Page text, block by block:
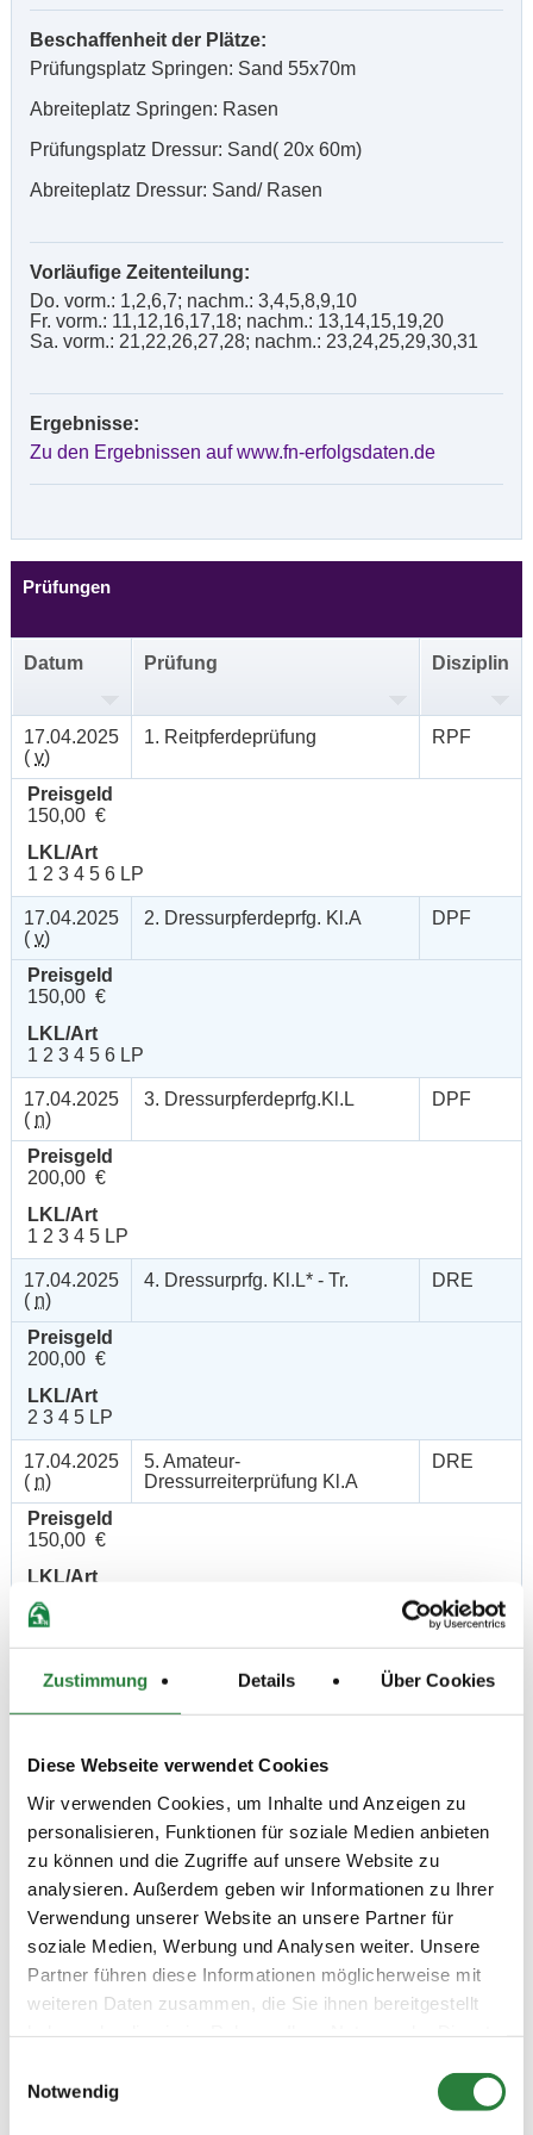
Zustimmung Details Über Cookies
Diese Webseite verwendet Cookies
Wir verwenden Cookies, um Inhalte und Anzeigen zu
personalisieren, Funktionen für soziale Medien anbieten
zu können und die Zugriffe auf unsere Website zu
analysieren. Außerdem geben wir Informationen zu Ihrer
Verwendung unserer Website an unsere Partner für
soziale Medien, Werbung und Analysen weiter. Unsere
Partner führen diese Informationen möglicherweise mit
weiteren Daten zusammen, die Sie ihnen bereitgestellt
Notwendig
Beschaffenheit der Plätze:
Prüfungsplatz Springen: Sand 55x70m
Abreiteplatz Springen: Rasen
Prüfungsplatz Dressur: Sand( 20x 60m)
Abreiteplatz Dressur: Sand/ Rasen
Vorläufige Zeitenteilung:
Do. vorm.: 1,2,6,7; nachm.: 3,4,5,8,9,10
Fr. vorm.: 11,12,16,17,18; nachm.: 13,14,15,19,20
Sa. vorm.: 21,22,26,27,28; nachm.: 23,24,25,29,30,31
Ergebnisse:
Zu den Ergebnissen auf www.fn-erfolgsdaten.de
Prüfungen
Datum Prüfung Disziplin
17.04.2025
( v)
1. Reitpferdeprüfung RPF
Preisgeld
150,00 €
LKL/Art
1 2 3 4 5 6 LP
17.04.2025
( v)
2. Dressurpferdeprfg. Kl.A DPF
Preisgeld
150,00 €
LKL/Art
1 2 3 4 5 6 LP
17.04.2025
( n)
3. Dressurpferdeprfg.Kl.L DPF
Preisgeld
200,00 €
LKL/Art
1 2 3 4 5 LP
17.04.2025
( n)
4. Dressurprfg. Kl.L* - Tr. DRE
Preisgeld
200,00 €
LKL/Art
2 3 4 5 LP
17.04.2025
( n)
5. Amateur-
Dressurreiterprüfung Kl.A
DRE
Preisgeld
150,00 €
LKL/Art
4 5 6 LP
100,00 €
LKL/Art
17.04.2025
(v)
7. Springpferdeprüfung Kl.A*
90cm
SPF
Preisgeld
150,00 €
LKL/Art
17.04.2025
8. Springpferdeprüfung Kl.A**
SPF
150,00 €